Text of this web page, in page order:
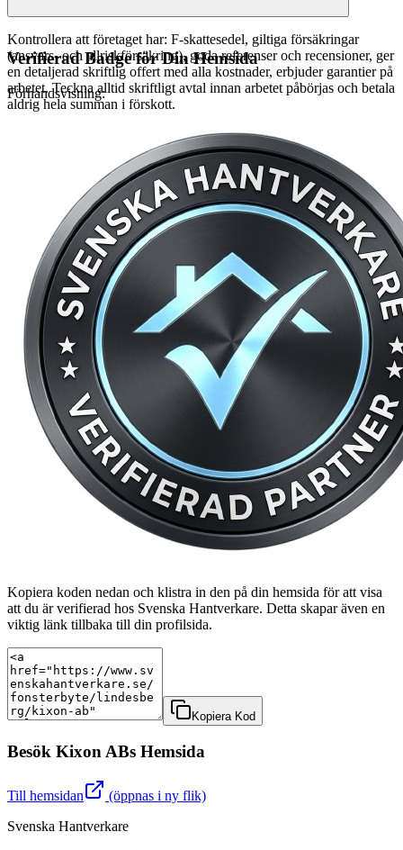
Kontrollera att företaget har: F-skattesedel, giltiga försäkringar
(ansvars- och allriskförsäkring), goda referenser och recensioner, ger
en detaljerad skriftlig offert med alla kostnader, erbjuder garantier på
arbetet. Teckna alltid skriftligt avtal innan arbetet påbörjas och betala
aldrig hela summan i förskott.
Verifierad Badge för Din Hemsida
Förhandsvisning:
Kopiera koden nedan och klistra in den på din hemsida för att visa
att du är verifierad hos Svenska Hantverkare. Detta skapar även en
viktig länk tillbaka till din profilsida.
Kopiera Kod
Besök Kixon ABs Hemsida
Till hemsidan
(öppnas i ny flik)
Svenska Hantverkare